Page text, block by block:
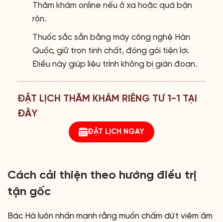
Thăm khám online nếu ở xa hoặc quá bận
rộn.
Thuốc sắc sẵn bằng máy công nghệ Hàn
Quốc, giữ trọn tinh chất, đóng gói tiện lợi.
Điều này giúp liệu trình không bị gián đoạn.
ĐẶT LỊCH THĂM KHÁM RIÊNG TƯ 1-1 TẠI
ĐÂY
ĐẶT LỊCH NGAY
Cách cải thiện theo hướng điều trị
tận gốc
Bác Hà luôn nhấn mạnh rằng muốn chấm dứt viêm âm